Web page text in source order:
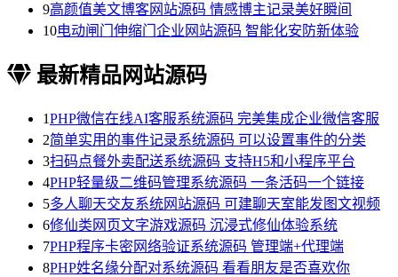
9高颜值美文博客网站源码 情感博主记录美好瞬间
10电动闸门伸缩门企业网站源码 智能化安防新体验
最新精品网站源码
1PHP微信在线AI客服系统源码 完美集成企业微信客服
2简单实用的事件记录系统源码 可以设置事件的分类
3扫码点餐外卖配送系统源码 支持H5和小程序平台
4PHP轻量级二维码管理系统源码 一条活码一个链接
5多人聊天交友系统网站源码 可建聊天室能发图文视频
6修仙类网页文字游戏源码 沉浸式修仙体验系统
7PHP程序卡密网络验证系统源码 管理端+代理端
8PHP姓名缘分配对系统源码 看看朋友是否喜欢你